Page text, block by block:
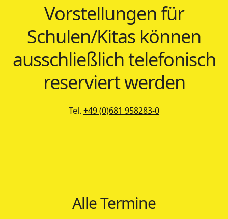
Vorstellungen für
Schulen/Kitas können
ausschließlich telefonisch
reserviert werden
Tel. +49 (0)681 958283-0
Alle Termine